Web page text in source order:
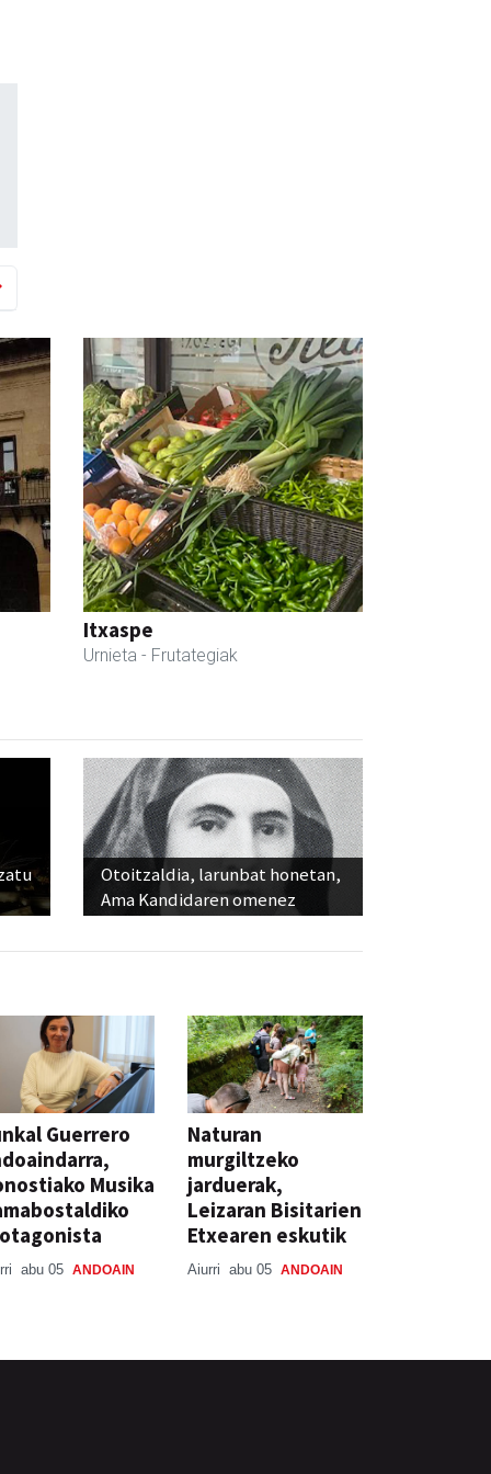
Itxaspe
Urnieta - Frutategiak
Otoitzaldia, larunbat honetan,
Ama Kandidaren omenez
Guerrero
Musika
abu 05 ANDOAIN
Naturan
murgiltzeko
jarduerak,
Leizaran Bisitarien
Etxearen eskutik
Aiurri abu 05 ANDOAIN